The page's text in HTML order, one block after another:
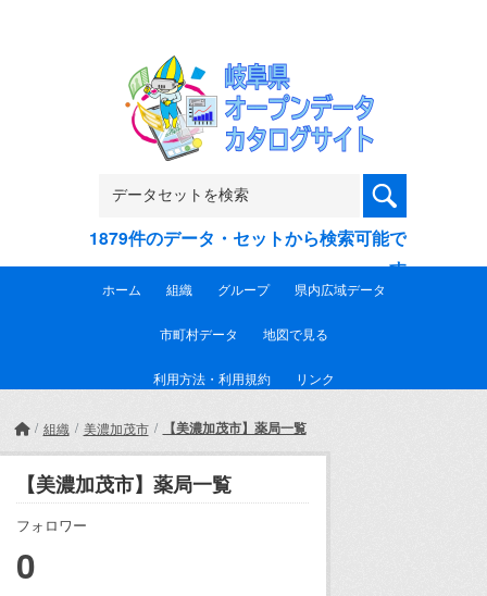
1879件のデータ・セットから検索可能で
す
ホーム 組織 グループ 県内広域データ
市町村データ 地図で見る
利用方法・利用規約 リンク
組織 美濃加茂市 【美濃加茂市】薬局一覧
【美濃加茂市】薬局一覧
フォロワー
0